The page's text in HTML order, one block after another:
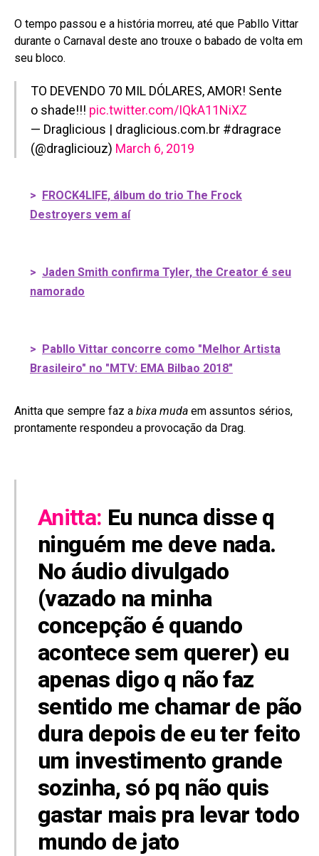
O tempo passou e a história morreu, até que Pabllo Vittar
durante o Carnaval deste ano trouxe o babado de volta em
seu bloco.
TO DEVENDO 70 MIL DÓLARES, AMOR! Sente
o shade!!! pic.twitter.com/IQkA11NiXZ
— Draglicious | draglicious.com.br #dragrace
(@dragliciouz) March 6, 2019
> FROCK4LIFE, álbum do trio The Frock
Destroyers vem aí
> Jaden Smith confirma Tyler, the Creator é seu
namorado
> Pabllo Vittar concorre como "Melhor Artista
Brasileiro" no "MTV: EMA Bilbao 2018"
Anitta que sempre faz a bixa muda em assuntos sérios,
prontamente respondeu a provocação da Drag.
Anitta: Eu nunca disse q
ninguém me deve nada.
No áudio divulgado
(vazado na minha
concepção é quando
acontece sem querer) eu
apenas digo q não faz
sentido me chamar de pão
dura depois de eu ter feito
um investimento grande
sozinha, só pq não quis
gastar mais pra levar todo
mundo de jato